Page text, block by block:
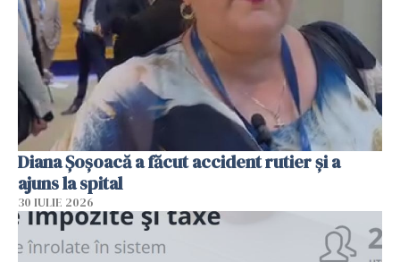
Diana Șoșoacă a făcut accident rutier și a
ajuns la spital
30 IULIE 2026